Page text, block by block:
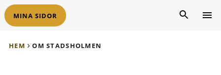
MINA SIDOR
HEM OM STADSHOLMEN